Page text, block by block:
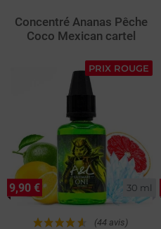
Concentré Ananas Pêche
Coco Mexican cartel
PRIX ROUGE
30 ml
(44 avis)
9,90 €